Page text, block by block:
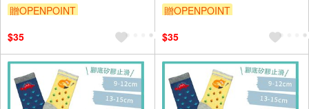
贈OPENPOINT
$35
贈OPENPOINT
$35